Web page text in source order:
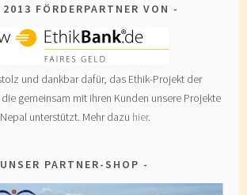
FÖRDERPARTNER VON
und dankbar dafür, das Ethik-Projekt der
gemeinsam mit ihren Kunden unsere Projekte
unterstützt. Mehr dazu hier.
UNSER PARTNER-SHOP